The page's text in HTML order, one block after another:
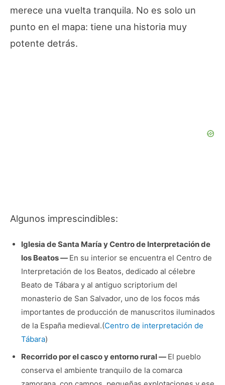
merece una vuelta tranquila. No es solo un
punto en el mapa: tiene una historia muy
potente detrás.
Algunos imprescindibles:
Iglesia de Santa María y Centro de Interpretación de
los Beatos — En su interior se encuentra el Centro de
Interpretación de los Beatos, dedicado al célebre
Beato de Tábara y al antiguo scriptorium del
monasterio de San Salvador, uno de los focos más
importantes de producción de manuscritos iluminados
de la España medieval.(Centro de interpretación de
Tábara)
Recorrido por el casco y entorno rural — El pueblo
conserva el ambiente tranquilo de la comarca